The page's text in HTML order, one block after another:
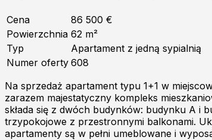
Cena
86 500 €
Powierzchnia 62 m²
Typ
Apartament z jedną sypialnią
Numer oferty 608
Na sprzedaż apartament typu 1+1 w
zarazem majestatyczny kompleks
składa się z dwóch budynków: budynku A i
trzypokojowe z przestronnymi balkonami.
apartamenty są w pełni umeblowane i